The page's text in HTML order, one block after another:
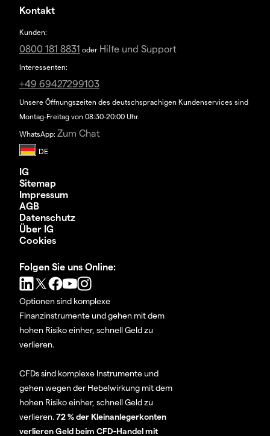
Kontakt
Kunden:
0800 181 8831 oder Hilfe und Support
Interessenten:
+49 69427299103
Unsere Öffnungszeiten des deutschsprachigen Kundenservices sind
Montag-Freitag von 08:30-20:00 Uhr.
WhatsApp: Zum Chat
IG
Sitemap
Impressum
AGB
Datenschutz
Über IG
Cookies
Folgen Sie uns Online:
Optionen sind komplexe
Finanzinstrumente und gehen mit dem
hohen Risiko einher, schnell Geld zu
verlieren.
CFDs sind komplexe Instrumente und
gehen wegen der Hebelwirkung mit dem
hohen Risiko einher, schnell Geld zu
verlieren.72 % der Kleinanlegerkonten
verlieren Geld beim CFD-Handel mit